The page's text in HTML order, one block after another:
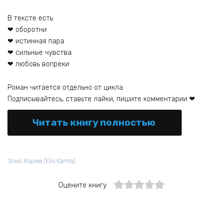
В тексте есть:
❤ оборотни
❤ истинная пара
❤ сильные чувства
❤ любовь вопреки
Роман читается отдельно от цикла
Подписывайтесь, ставьте лайки, пишите комментарии ❤
Читать книгу полностью
Элис Карма (Elis Karma)
Оцените книгу